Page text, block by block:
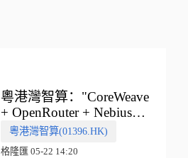
粵港灣智算："CoreWeave
+ OpenRouter + Nebius"
多向融合的中國智算新範
式
粵港灣智算(01396.HK)
格隆匯 05-22 14:20